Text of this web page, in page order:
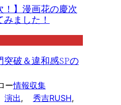
！】漫画花の慶次
ました！
突破＆違和感SPの
ー情報収集
演出, 秀吉RUSH ,